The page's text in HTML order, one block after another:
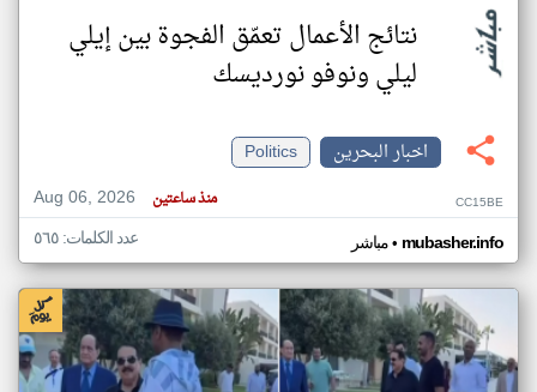
نتائج الأعمال تعمّق الفجوة بين إيلي
ليلي ونوفو نورديسك
اخبار البحرين
Politics
Aug 06, 2026
منذ ساعتين CC15BE
مباشر• mubasher.info عدد الكلمات: ٥٦٥